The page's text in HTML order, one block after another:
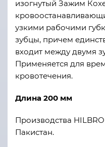
изогнутый Зажим
узкими рабочими
зубцы, причем
входит между двумя
Применяется для
кровотечения.
Длина 200 мм
Производства
Пакистан.